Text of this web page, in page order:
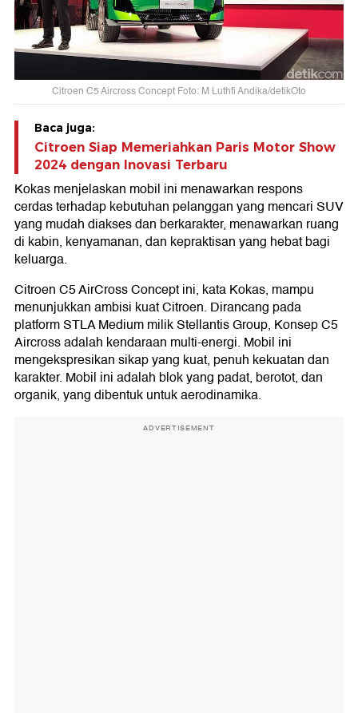
Citroen C5 Aircross Concept Foto: M Luthfi Andika/detikOto
Baca juga:
Citroen Siap Memeriahkan Paris Motor Show
2024 dengan Inovasi Terbaru
Kokas menjelaskan mobil ini menawarkan respons
cerdas terhadap kebutuhan pelanggan yang mencari SUV
yang mudah diakses dan berkarakter, menawarkan ruang
di kabin, kenyamanan, dan kepraktisan yang hebat bagi
keluarga.
Citroen C5 AirCross Concept ini, kata Kokas, mampu
menunjukkan ambisi kuat Citroen. Dirancang pada
platform STLA Medium milik Stellantis Group, Konsep C5
Aircross adalah kendaraan multi-energi. Mobil ini
mengekspresikan sikap yang kuat, penuh kekuatan dan
karakter. Mobil ini adalah blok yang padat, berotot, dan
organik, yang dibentuk untuk aerodinamika.
ADVERTISEMENT